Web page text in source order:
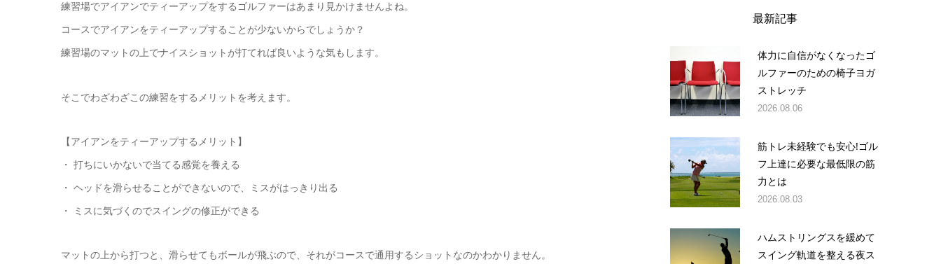
練習場でアイアンでティーアップをするゴルファーはあまり見かけませんよね。
コースでアイアンをティーアップすることが少ないからでしょうか？
練習場のマットの上でナイスショットが打てれば良いような気もします。
そこでわざわざこの練習をするメリットを考えます。
【アイアンをティーアップするメリット】
・ 打ちにいかないで当てる感覚を養える
・ ヘッドを滑らせることができないので、ミスがはっきり出る
・ ミスに気づくのでスイングの修正ができる
マットの上から打つと、滑らせてもボールが飛ぶので、それがコースで通用するショットなのかわかりません。
最新記事
体力に自信がなくなったゴ
ルファーのための椅子ヨガ
ストレッチ
2026.08.06
筋トレ未経験でも安心!ゴル
フ上達に必要な最低限の筋
力とは
2026.08.03
ハムストリングスを緩めて
スイング軌道を整える夜ス